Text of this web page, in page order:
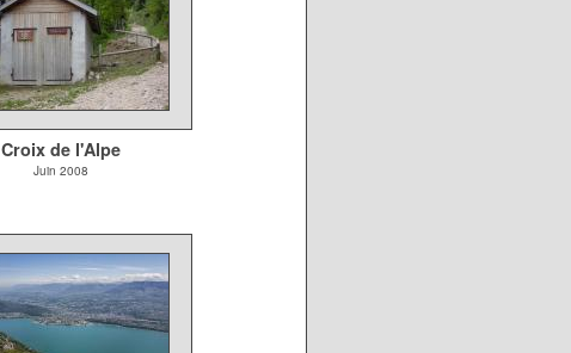
Croix de l'Alpe
Juin 2008